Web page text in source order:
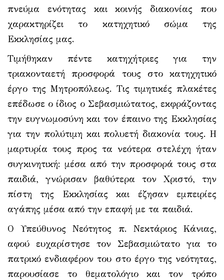
πνεύμα ενότητας και κοινής διακονίας που
χαρακτηρίζει το κατηχητικό σώμα της
Εκκλησίας μας.
Τιμήθηκαν πέντε κατηχήτριες για την
τριακονταετή προσφορά τους στο κατηχητικό
έργο της Μητροπόλεως. Τις τιμητικές πλακέτες
επέδωσε ο ίδιος ο Σεβασμιώτατος, εκφράζοντας
την ευγνωμοσύνη και τον έπαινο της Εκκλησίας
για την πολύτιμη και πολυετή διακονία τους. Η
μαρτυρία τους προς τα νεότερα στελέχη ήταν
συγκινητική: μέσα από την προσφορά τους στα
παιδιά, γνώρισαν βαθύτερα τον Χριστό, την
πίστη της Εκκλησίας και έζησαν εμπειρίες
αγάπης μέσα από την επαφή με τα παιδιά.
Ο Υπεύθυνος Νεότητος π. Νεκτάριος Κάνιας,
αφού ευχαρίστησε τον Σεβασμιώτατο για το
πατρικό ενδιαφέρον του στο έργο της νεότητας,
παρουσίασε το θεματολόγιο και τον τρόπο